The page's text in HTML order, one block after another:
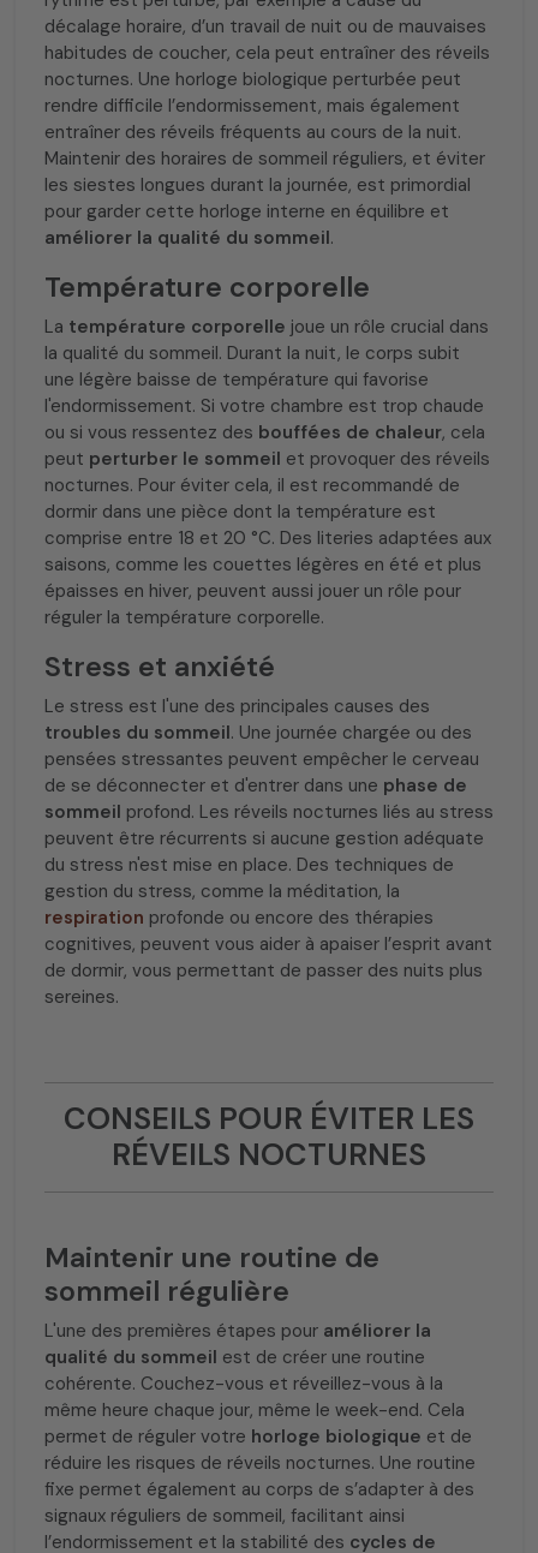
décalage horaire, d’un travail de nuit ou de mauvaises
habitudes de coucher, cela peut entraîner des réveils
nocturnes. Une horloge biologique perturbée peut
rendre difficile l’endormissement, mais également
entraîner des réveils fréquents au cours de la nuit.
Maintenir des horaires de sommeil réguliers, et éviter
les siestes longues durant la journée, est primordial
pour garder cette horloge interne en équilibre et
améliorer la qualité du sommeil.
Température corporelle
La température corporelle joue un rôle crucial dans
la qualité du sommeil. Durant la nuit, le corps subit
une légère baisse de température qui favorise
l'endormissement. Si votre chambre est trop chaude
ou si vous ressentez des bouffées de chaleur, cela
peut perturber le sommeil et provoquer des réveils
nocturnes. Pour éviter cela, il est recommandé de
dormir dans une pièce dont la température est
comprise entre 18 et 20 °C. Des literies adaptées aux
saisons, comme les couettes légères en été et plus
épaisses en hiver, peuvent aussi jouer un rôle pour
réguler la température corporelle.
Stress et anxiété
Le stress est l'une des principales causes des
troubles du sommeil. Une journée chargée ou des
pensées stressantes peuvent empêcher le cerveau
de se déconnecter et d'entrer dans une phase de
sommeil profond. Les réveils nocturnes liés au stress
peuvent être récurrents si aucune gestion adéquate
du stress n'est mise en place. Des techniques de
gestion du stress, comme la méditation, la
respiration profonde ou encore des thérapies
cognitives, peuvent vous aider à apaiser l’esprit avant
de dormir, vous permettant de passer des nuits plus
sereines.
CONSEILS POUR ÉVITER LES
RÉVEILS NOCTURNES
Maintenir une routine de
sommeil régulière
L'une des premières étapes pour améliorer la
qualité du sommeil est de créer une routine
cohérente. Couchez-vous et réveillez-vous à la
même heure chaque jour, même le week-end. Cela
permet de réguler votre horloge biologique et de
réduire les risques de réveils nocturnes. Une routine
fixe permet également au corps de s’adapter à des
signaux réguliers de sommeil, facilitant ainsi
l’endormissement et la stabilité des cycles de